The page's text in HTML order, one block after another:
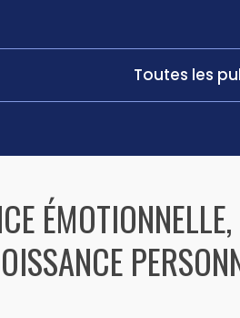
Toutes les
ÉMOTIONNELLE,